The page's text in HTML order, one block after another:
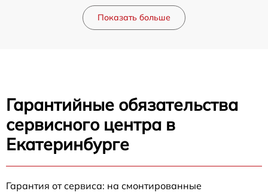
Показать больше
Гарантийные обязательства
сервисного центра в
Екатеринбурге
Гарантия от сервиса: на смонтированные